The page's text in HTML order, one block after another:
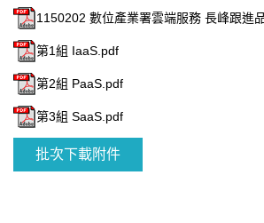
1150202 數位產業署雲端服務 長峰跟進
第1組 IaaS.pdf
第2組 PaaS.pdf
第3組 SaaS.pdf
批次下載附件